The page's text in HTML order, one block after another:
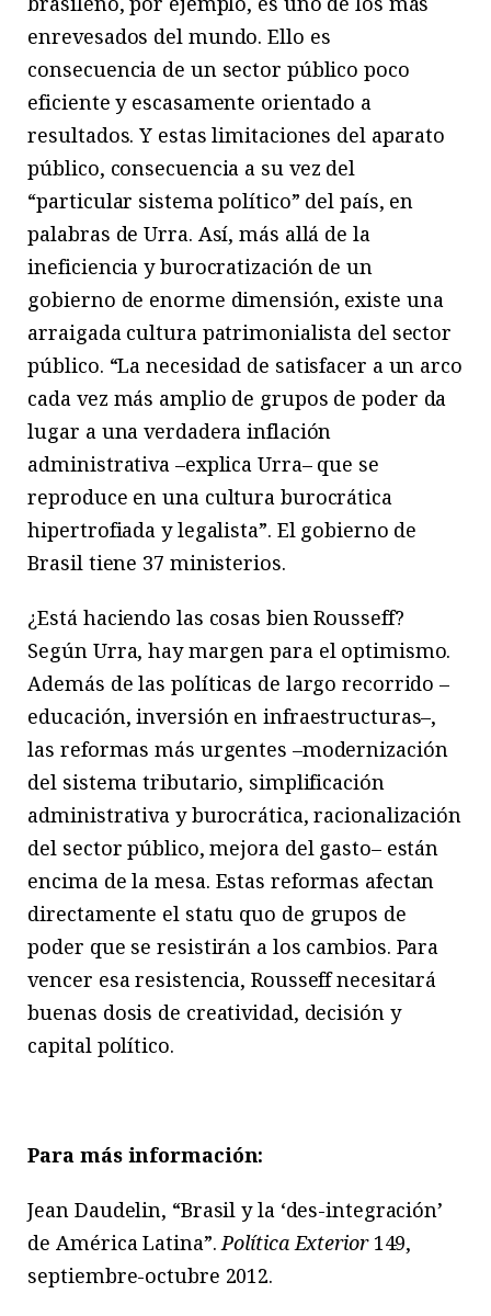
enrevesados del mundo. Ello es
consecuencia de un sector público poco
eficiente y escasamente orientado a
resultados. Y estas limitaciones del aparato
público, consecuencia a su vez del
“particular sistema político” del país, en
palabras de Urra. Así, más allá de la
ineficiencia y burocratización de un
gobierno de enorme dimensión, existe una
arraigada cultura patrimonialista del sector
público. “La necesidad de satisfacer a un arco
cada vez más amplio de grupos de poder da
lugar a una verdadera inflación
administrativa –explica Urra– que se
reproduce en una cultura burocrática
hipertrofiada y legalista”. El gobierno de
Brasil tiene 37 ministerios.
¿Está haciendo las cosas bien Rousseff?
Según Urra, hay margen para el optimismo.
Además de las políticas de largo recorrido –
educación, inversión en infraestructuras–,
las reformas más urgentes –modernización
del sistema tributario, simplificación
administrativa y burocrática, racionalización
del sector público, mejora del gasto– están
encima de la mesa. Estas reformas afectan
directamente el statu quo de grupos de
poder que se resistirán a los cambios. Para
vencer esa resistencia, Rousseff necesitará
buenas dosis de creatividad, decisión y
capital político.
Para más información:
Jean Daudelin, “Brasil y la ‘des-integración’
de América Latina”.Política Exterior149,
septiembre-octubre 2012.